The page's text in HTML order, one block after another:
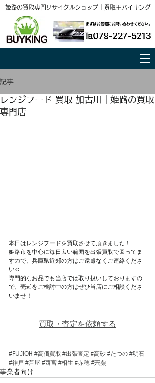
姫路の買取専門リサイクルショップ｜買取王バイキング
記事
レンジフード 買取 加古川｜姫路の買取
専門店
本日はレンジフードを買取させて頂きました！
姫路市を中心に毎日広い範囲を出張買取で回ってま
すので、兵庫県近郊の方はご遠慮なくご連絡くださ
い☺
専門的なお品でも当店では取り扱いしておりますの
で、売却をご検討中の方はぜひ当店にご相談くださ
いませ！
買取・査定を依頼する
#FUJIOH #高価買取 #出張査定 #高砂 #たつの #明石
#神戸 #芦屋 #西宮 #相生 #赤穂 #宍粟
事業者向け